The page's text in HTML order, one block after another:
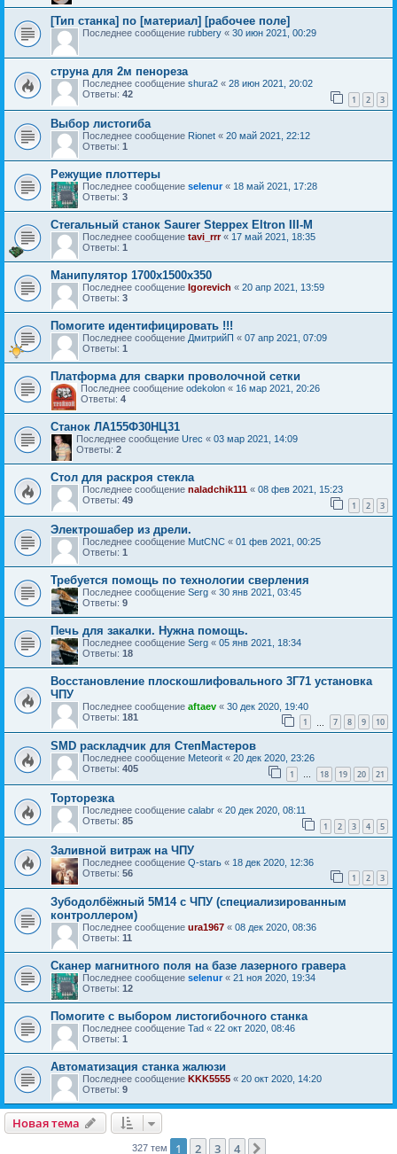
[Тип станка] по [материал] [рабочее поле]
Последнее сообщение rubbery « 30 июн 2021, 00:29
струна для 2м пенореза
Последнее сообщение shura2 « 28 июн 2021, 20:02
Ответы: 42 1 2 3
Выбор листогиба
Последнее сообщение Rionet « 20 май 2021, 22:12
Ответы: 1
Режущие плоттеры
Последнее сообщение selenur« 18 май 2021, 17:28
Ответы: 3
Стегальный станок Saurer Steppex Eltron III-M
Последнее сообщение tavi_rrr« 17 май 2021, 18:35
Ответы: 1
Манипулятор 1700х1500х350
Последнее сообщение Igorevich « 20 апр 2021, 13:59
Ответы: 3
Помогите идентифицировать !!!
Последнее сообщение ДмитрийП « 07 апр 2021, 07:09
Ответы: 1
Платформа для сварки проволочной сетки
Последнее сообщение odekolon « 16 мар 2021, 20:26
Ответы: 4
Станок ЛА155Ф30НЦ31
Последнее сообщение Urec « 03 мар 2021, 14:09
Ответы: 2
Стол для раскроя стекла
Последнее сообщение naladchik111 « 08 фев 2021, 15:23
Ответы: 49 1 2 3
Электрошабер из дрели.
Последнее сообщение MutCNC « 01 фев 2021, 00:25
Ответы: 1
Требуется помощь по технологии сверления
Последнее сообщение Serg « 30 янв 2021, 03:45
Ответы: 9
Печь для закалки. Нужна помощь.
Последнее сообщение Serg « 05 янв 2021, 18:34
Ответы: 18
Восстановление плоскошлифовального 3Г71 установка
ЧПУ
Последнее сообщение aftaev « 30 дек 2020, 19:40
Ответы: 181 1 7 8 9 10
SMD раскладчик для СтепМастеров
Последнее сообщение Meteorit « 20 дек 2020, 23:26
Ответы: 405 1 … 18 19 20 21
Торторезка
Последнее сообщение calabr « 20 дек 2020, 08:11
Ответы: 85 1 2 3 4 5
Заливной витраж на ЧПУ
Последнее сообщение Q-starь « 18 дек 2020, 12:36
Ответы: 56 1 2 3
Зубодолбёжный 5М14 с ЧПУ (специализированным
контроллером)
Последнее сообщение ura1967 « 08 дек 2020, 08:36
Ответы: 11
Сканер магнитного поля на базе лазерного гравера
Последнее сообщение selenur « 21 ноя 2020, 19:34
Ответы: 12
Помогите с выбором листогибочного станка
Последнее сообщение Tad « 22 окт 2020, 08:46
Ответы: 1
Автоматизация станка жалюзи
Последнее сообщение KKK5555 « 20 окт 2020, 14:20
Ответы: 9
Новая тема
327 тем 1 2 3 4